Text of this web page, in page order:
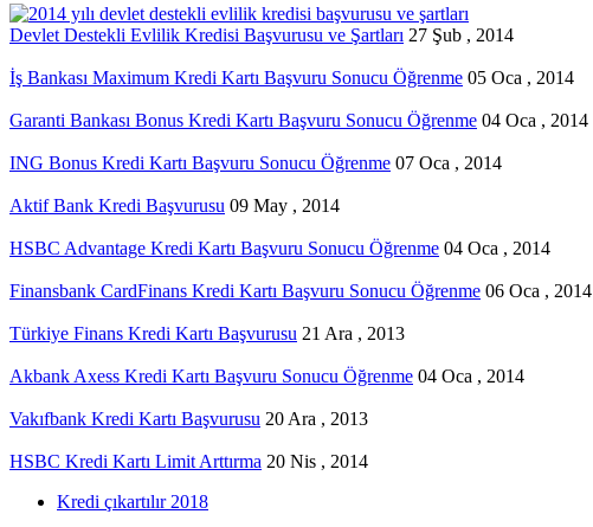
Devlet Destekli Evlilik Kredisi Başvurusu ve Şartları 27 Şub , 2014
İş Bankası Maximum Kredi Kartı Başvuru Sonucu Öğrenme 05 Oca , 2014
Garanti Bankası Bonus Kredi Kartı Başvuru Sonucu Öğrenme 04 Oca , 2014
ING Bonus Kredi Kartı Başvuru Sonucu Öğrenme 07 Oca , 2014
Aktif Bank Kredi Başvurusu 09 May , 2014
HSBC Advantage Kredi Kartı Başvuru Sonucu Öğrenme 04 Oca , 2014
Finansbank CardFinans Kredi Kartı Başvuru Sonucu Öğrenme 06 Oca , 2014
Türkiye Finans Kredi Kartı Başvurusu 21 Ara , 2013
Akbank Axess Kredi Kartı Başvuru Sonucu Öğrenme 04 Oca , 2014
Vakıfbank Kredi Kartı Başvurusu 20 Ara , 2013
HSBC Kredi Kartı Limit Arttırma 20 Nis , 2014
Kredi çıkartılır 2018